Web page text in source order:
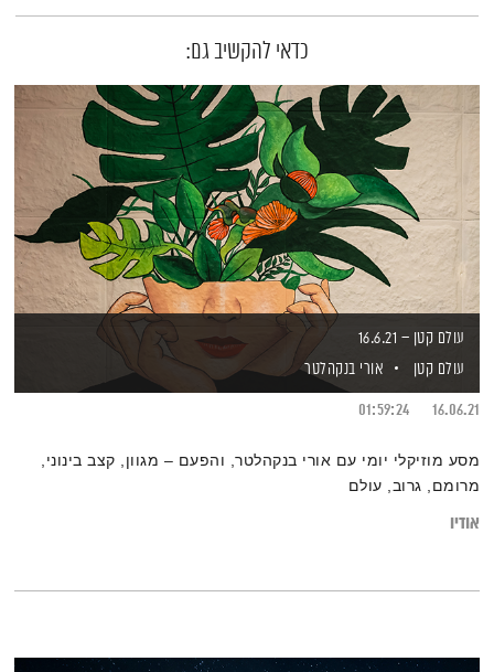
כדאי להקשיב גם:
עולם קטן – 16.6.21
עולם קטן
אורי בנקהלטר
16.06.21
01:59:24
מסע מוזיקלי יומי עם אורי בנקהלטר, והפעם – מגוון, קצב בינוני,
מרומם, גרוב, עולם
אודיו